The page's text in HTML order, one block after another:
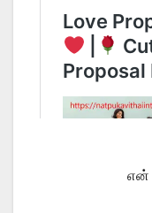
என்